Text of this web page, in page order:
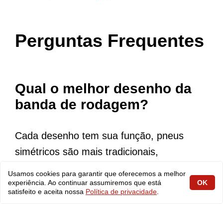
Perguntas Frequentes
Qual o melhor desenho da
banda de rodagem?
Cada desenho tem sua função, pneus
simétricos são mais tradicionais,
especialmente em curvas fechadas,
Usamos cookies para garantir que oferecemos a melhor
experiência. Ao continuar assumiremos que está
satisfeito e aceita nossa Política de privacidade
OK